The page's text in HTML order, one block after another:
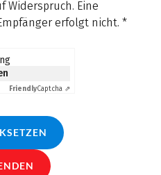
Widerspruch. Eine
erfolgt nicht. *
FriendlyCaptcha ⇗